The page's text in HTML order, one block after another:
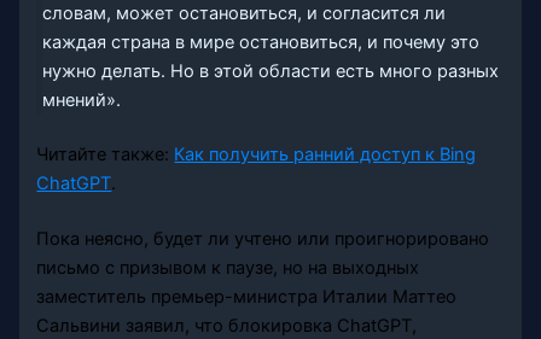
словам, может остановиться, и согласится ли
каждая страна в мире остановиться, и почему это
нужно делать. Но в этой области есть много разных
мнений».
Читайте также: Как получить ранний доступ к Bing
ChatGPT.
Пока неясно, будет ли учтено или проигнорировано
письмо с призывом к паузе, но на выходных
заместитель премьер-министра Италии Маттео
Сальвини заявил, что блокировка ChatGPT,